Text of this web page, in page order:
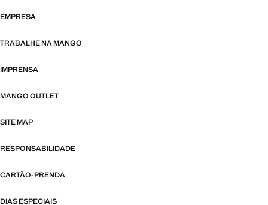
EMPRESA
TRABALHE NA MANGO
IMPRENSA
MANGO OUTLET
SITE MAP
RESPONSABILIDADE
CARTÃO-PRENDA
DIAS ESPECIAIS